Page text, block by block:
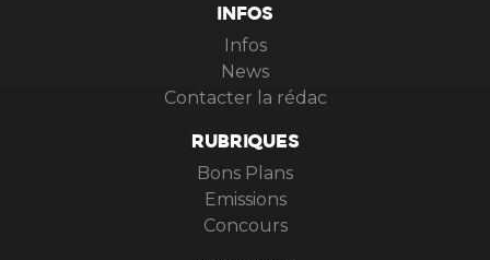
INFOS
Infos
News
Contacter la rédac
RUBRIQUES
Bons Plans
Emissions
Concours